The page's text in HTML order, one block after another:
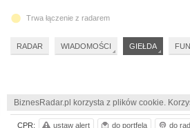
BiznesRadar.pl korzysta z plików cookie.
CPR: ustaw alert do portfela do
Trwa łączenie z radarem
RADAR WIADOMOŚCI GIEŁDA